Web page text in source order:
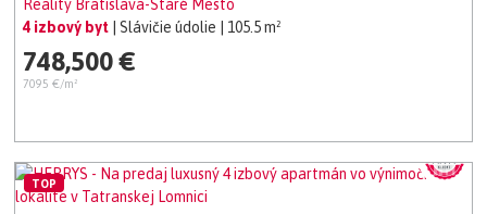
Reality Bratislava-Staré Mesto
4 izbový byt
| Slávičie údolie | 105.5 m²
748,500 €
7095 €/m²
TOP